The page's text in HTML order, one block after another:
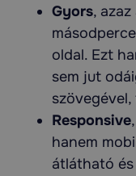
Gyors,
oldal. Ezt
sem jut
Responsive
hanem
átlátható